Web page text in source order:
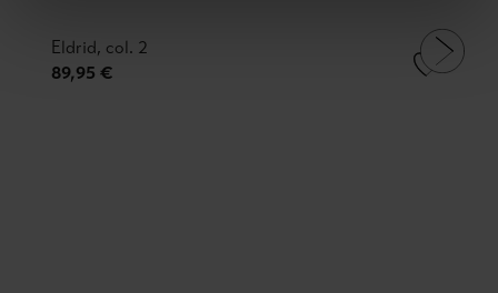
Eldrid, col. 2
89,95 €